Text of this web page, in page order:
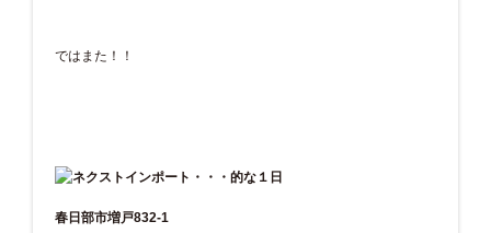
ではまた！！
春日部市増戸832-1